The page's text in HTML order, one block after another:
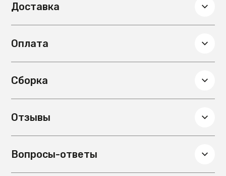
Глубина, см
Материал обивки
Доставка
Оплата
Сборка
Отзывы
Вопросы-ответы